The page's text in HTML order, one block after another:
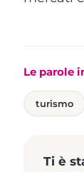
Le parole
turismo
Ti è